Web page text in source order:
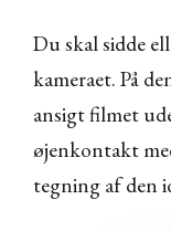
Du skal sidde
kameraet. På
ansigt filmet
øjenkontakt
tegning af den